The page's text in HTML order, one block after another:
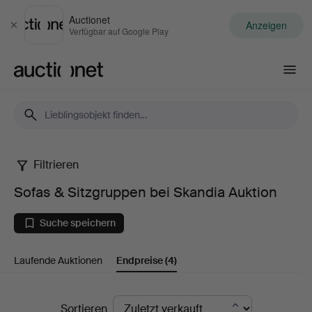
Schließen
Auctionet
Verfügbar auf Google Play Anzeigen
Sofas
Sitzgruppen
bei
Filtrieren
Sofas & Sitzgruppen bei Skandia Auktion
Suche speichern
Laufende Auktionen Endpreise(4)
EndpreiseSortieren